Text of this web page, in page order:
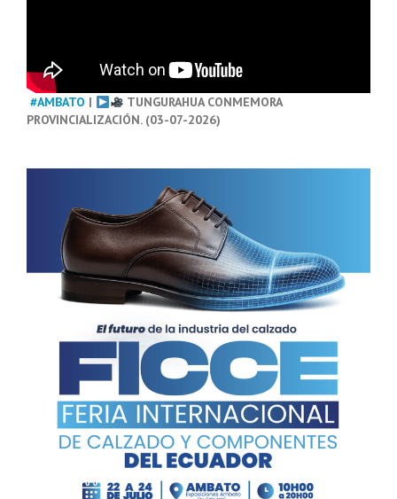
#AMBATO |
TUNGURAHUA CONMEMORA
PROVINCIALIZACIÓN. (03-07-2026)